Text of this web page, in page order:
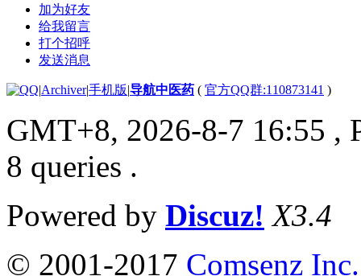
加为好友
给我留言
打个招呼
发送消息
|Archiver|手机版|导航中医药 ( 官方QQ群:110873141 )
GMT+8, 2026-8-7 16:55 ,
8 queries .
Powered by Discuz! X3.4
© 2001-2017 Comsenz Inc.